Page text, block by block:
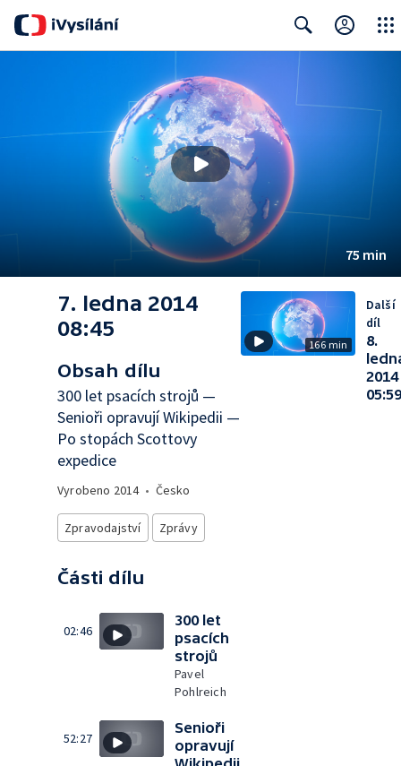
75 min
7. ledna 2014
08:45
Obsah dílu
300 let psacích strojů —
Senioři opravují Wikipedii —
Po stopách Scottovy
expedice
Vyrobeno 2014• Česko
Zpravodajství Zprávy
Části dílu
02:46
300 let
psacích
strojů
Pavel
Pohlreich
52:27
Senioři
opravují
166 min
Další
díl
8.
2014
05:59